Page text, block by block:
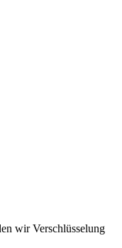
wir Verschlüsselung